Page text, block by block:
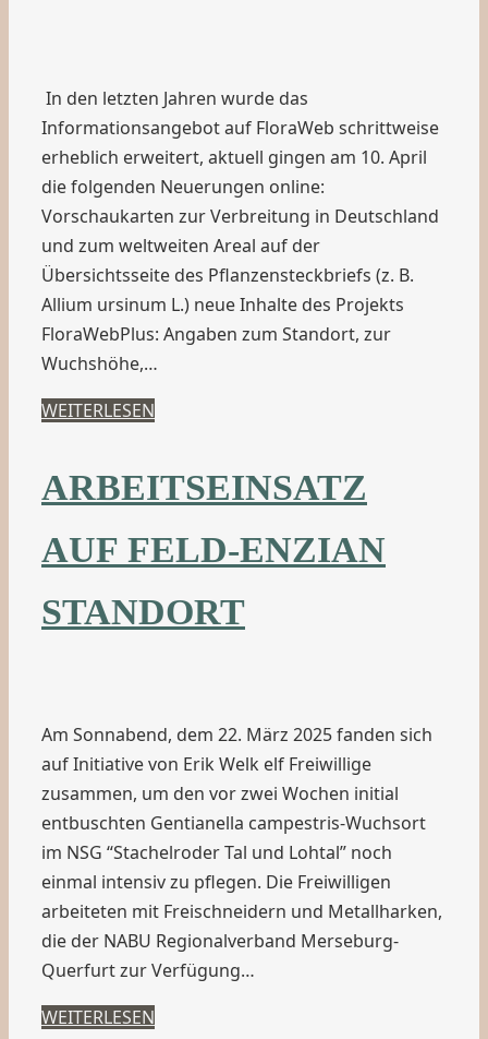
In den letzten Jahren wurde das
Informationsangebot auf FloraWeb schrittweise
erheblich erweitert, aktuell gingen am 10. April
die folgenden Neuerungen online:
Vorschaukarten zur Verbreitung in Deutschland
und zum weltweiten Areal auf der
Übersichtsseite des Pflanzensteckbriefs (z. B.
Allium ursinum L.) neue Inhalte des Projekts
FloraWebPlus: Angaben zum Standort, zur
Wuchshöhe,…
WEITERLESEN
ARBEITSEINSATZ
AUF FELD-ENZIAN
STANDORT
Am Sonnabend, dem 22. März 2025 fanden sich
auf Initiative von Erik Welk elf Freiwillige
zusammen, um den vor zwei Wochen initial
entbuschten Gentianella campestris-Wuchsort
im NSG “Stachelroder Tal und Lohtal” noch
einmal intensiv zu pflegen. Die Freiwilligen
arbeiteten mit Freischneidern und Metallharken,
die der NABU Regionalverband Merseburg-
Querfurt zur Verfügung…
WEITERLESEN